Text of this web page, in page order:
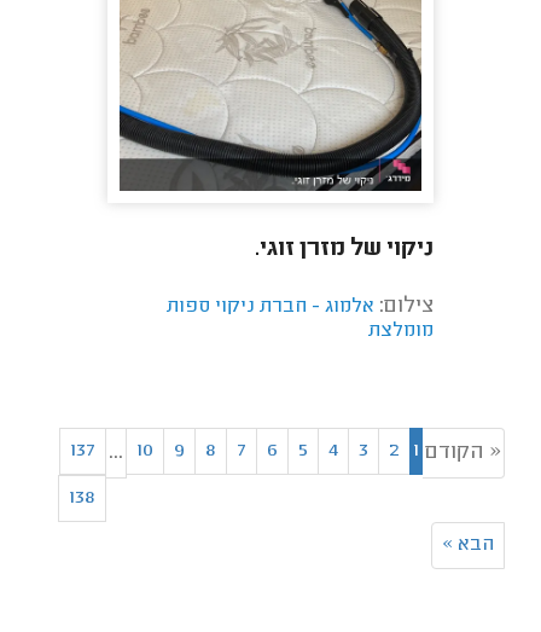
ניקוי של מזרן זוגי.
צילום: אלמוג - חברת ניקוי ספות
מומלצת
« הקודם 1
2
3
4
5
6
7
8
9
10
...
137
138
הבא »